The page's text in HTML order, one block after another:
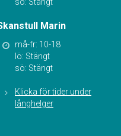
Marin
må-fr: 10-18
lö: Stängt
sö: Stängt
Klicka för tider under
långhelger